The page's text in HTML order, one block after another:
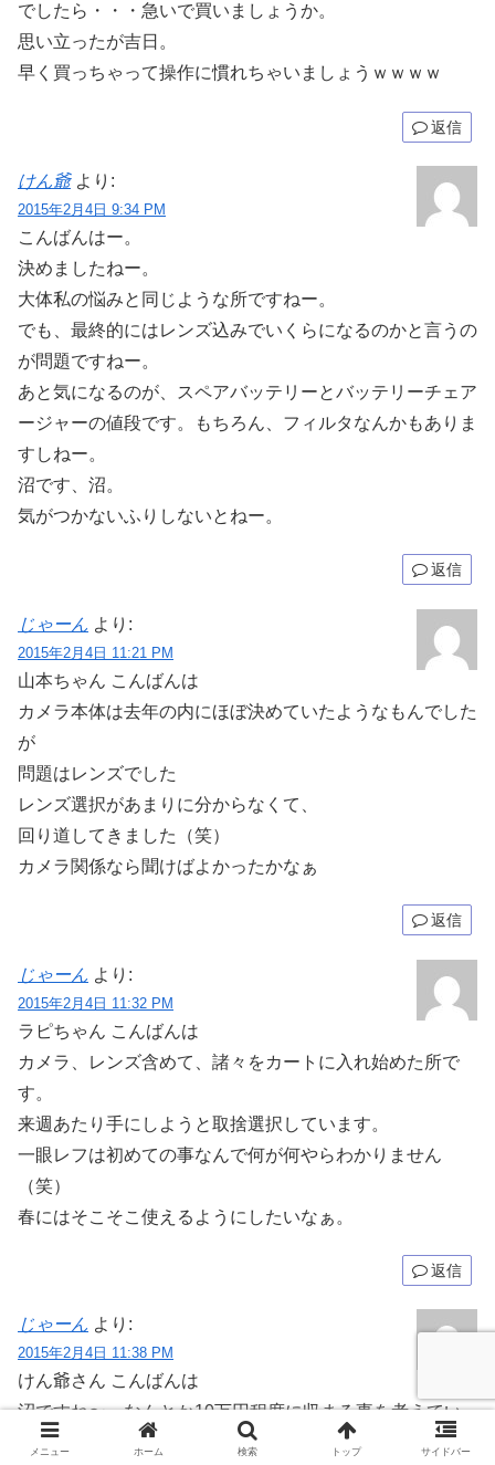
でしたら・・・急いで買いましょうか。
思い立ったが吉日。
早く買っちゃって操作に慣れちゃいましょうｗｗｗｗ
返信
けん爺 より:
2015年2月4日 9:34 PM
こんばんはー。
決めましたねー。
大体私の悩みと同じような所ですねー。
でも、最終的にはレンズ込みでいくらになるのかと言うの
が問題ですねー。
あと気になるのが、スペアバッテリーとバッテリーチェア
ージャーの値段です。もちろん、フィルタなんかもありま
すしねー。
沼です、沼。
気がつかないふりしないとねー。
返信
じゃーん より:
2015年2月4日 11:21 PM
山本ちゃん こんばんは
カメラ本体は去年の内にほぼ決めていたようなもんでした
が
問題はレンズでした
レンズ選択があまりに分からなくて、
回り道してきました（笑）
カメラ関係なら聞けばよかったかなぁ
返信
じゃーん より:
2015年2月4日 11:32 PM
ラピちゃん こんばんは
カメラ、レンズ含めて、諸々をカートに入れ始めた所で
す。
来週あたり手にしようと取捨選択しています。
一眼レフは初めての事なんで何が何やらわかりません
（笑）
春にはそこそこ使えるようにしたいなぁ。
返信
じゃーん より:
2015年2月4日 11:38 PM
けん爺さん こんばんは
沼ですね〜。なんとか10万円程度に収まる事を考えてい
ます。
メニュー ホーム 検索 トップ サイドバー